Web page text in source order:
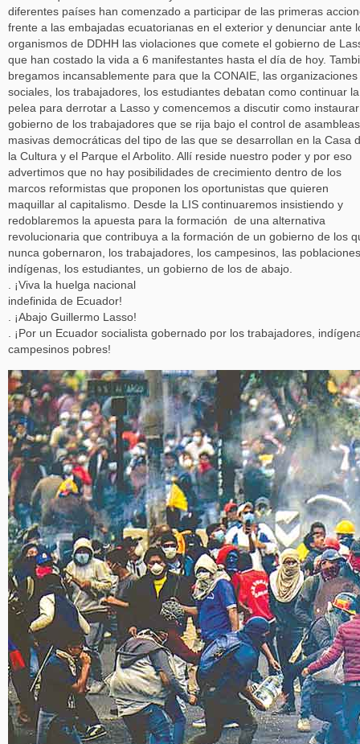
diferentes países han comenzado a participar de las primeras
frente a las embajadas ecuatorianas en el exterior y denunciar ante
organismos de DDHH las violaciones que comete el gobierno de
que han costado la vida a 6 manifestantes hasta el día de hoy.
bregamos incansablemente para que la CONAIE, las organizaciones
sociales, los trabajadores, los estudiantes debatan como continuar la
pelea para derrotar a Lasso y comencemos a discutir como
gobierno de los trabajadores que se rija bajo el control de asambleas
masivas democráticas del tipo de las que se desarrollan en la Casa
la Cultura y el Parque el Arbolito. Allí reside nuestro poder y por eso
advertimos que no hay posibilidades de crecimiento dentro de los
marcos reformistas que proponen los oportunistas que quieren
maquillar al capitalismo. Desde la LIS continuaremos insistiendo y
redoblaremos la apuesta para la formación de una alternativa
revolucionaria que contribuya a la formación de un gobierno de los
nunca gobernaron, los trabajadores, los campesinos, las poblaciones
indígenas, los estudiantes, un gobierno de los de abajo.
. ¡Viva la huelga nacional
indefinida de Ecuador!
. ¡Abajo Guillermo Lasso!
. ¡Por un Ecuador socialista gobernado por los trabajadores,
campesinos pobres!